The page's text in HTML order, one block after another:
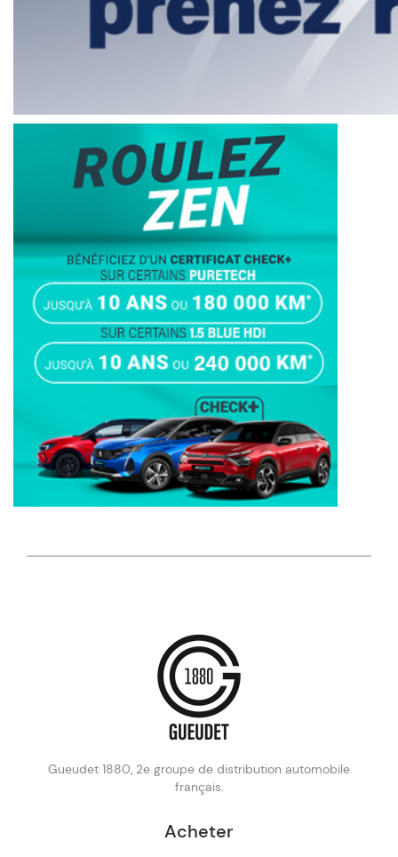
Gueudet 1880, 2e groupe de distribution automobile
français.
Acheter